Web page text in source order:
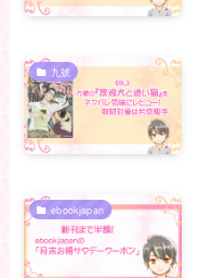
九號
ebookjapan